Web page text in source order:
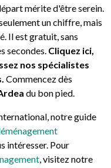
mérite d'être serein.
un chiffre, mais
Il est gratuit, sans
secondes. Cliquez ici,
nos spécialistes
Commencez dès
du bon pied.
notre guide
intéresser. Pour
, visitez notre